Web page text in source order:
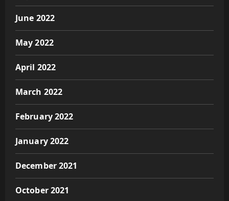
June 2022
May 2022
April 2022
March 2022
February 2022
January 2022
December 2021
October 2021